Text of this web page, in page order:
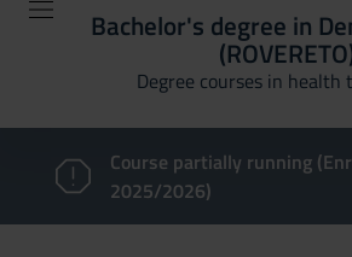
Bachelor's degree in
Degree courses in health
Course partially running
2025/2026)